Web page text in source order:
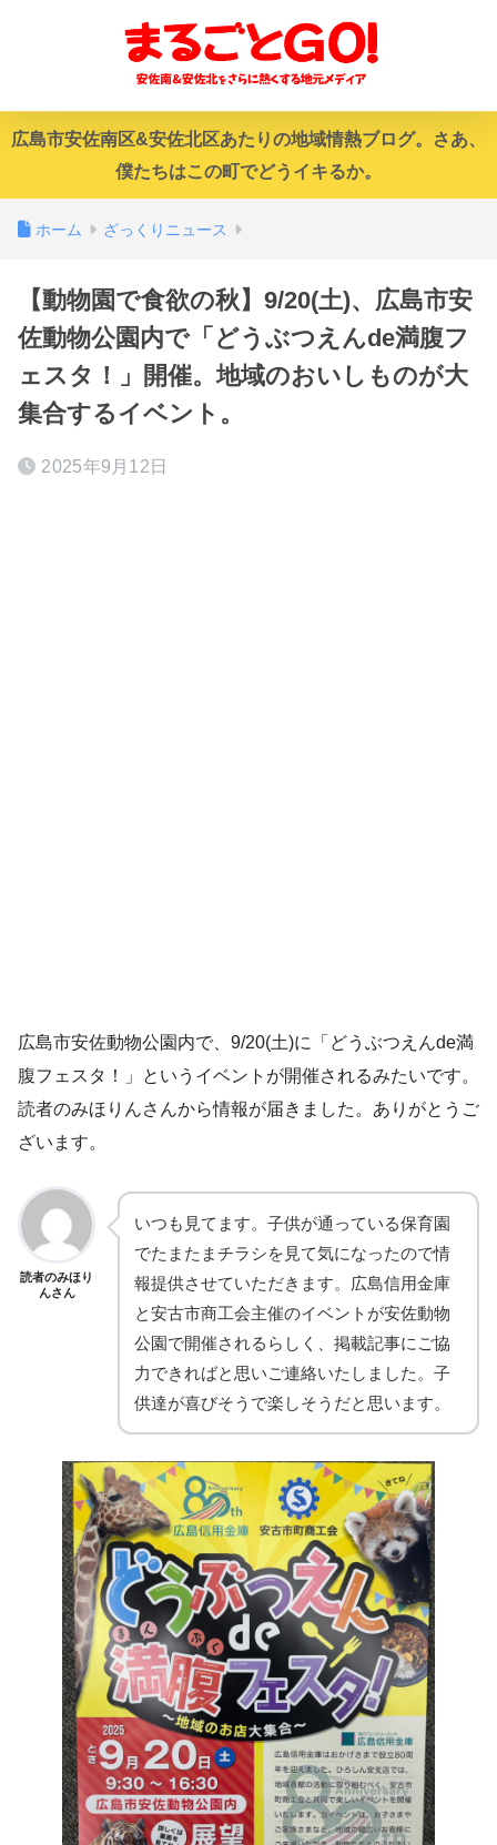
広島市安佐南区&安佐北区あたりの地域情熱ブログ。さあ、
僕たちはこの町でどうイキるか。
ホーム ざっくりニュース
【動物園で食欲の秋】9/20(土)、広島市安
佐動物公園内で「どうぶつえんde満腹フ
ェスタ！」開催。地域のおいしものが大
集合するイベント。
2025年9月12日
広島市安佐動物公園内で、9/20(土)に「どうぶつえんde満
腹フェスタ！」というイベントが開催されるみたいです。
読者のみほりんさんから情報が届きました。ありがとうご
ざいます。
読者のみほり
んさん
いつも見てます。子供が通っている保育園
でたまたまチラシを見て気になったので情
報提供させていただきます。広島信用金庫
と安古市商工会主催のイベントが安佐動物
公園で開催されるらしく、掲載記事にご協
力できればと思いご連絡いたしました。子
供達が喜びそうで楽しそうだと思います。